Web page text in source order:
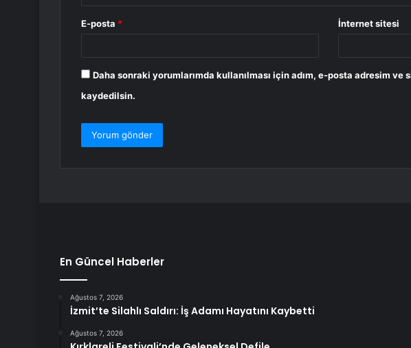
E-posta * İnternet sitesi
Daha sonraki yorumlarımda kullanılması için adım, e-posta adresim ve
kaydedilsin.
En Güncel Haberler
Ağustos 7, 2026
İzmit’te Silahlı Saldırı: İş Adamı Hayatını Kaybetti
Ağustos 7, 2026